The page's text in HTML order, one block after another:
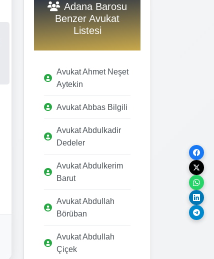
Adana Barosu
Benzer Avukat
Listesi
Avukat Ahmet Neşet
Aytekin
Avukat Abbas Bilgili
Avukat Abdulkadir
Dedeler
Avukat Abdulkerim
Barut
Avukat Abdullah
Börüban
Avukat Abdullah
Çiçek